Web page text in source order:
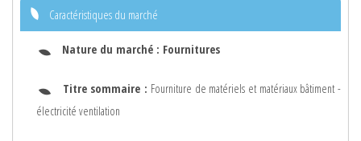
Caractéristiques du marché
Nature du marché : Fournitures
Titre sommaire : Fourniture de matériels et matériaux bâtiment -
électricité ventilation